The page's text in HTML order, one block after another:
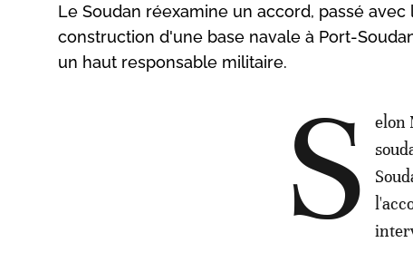
Le Soudan réexamine un accord, passé
construction d'une base navale à Port-
un haut responsable militaire.
S
elon